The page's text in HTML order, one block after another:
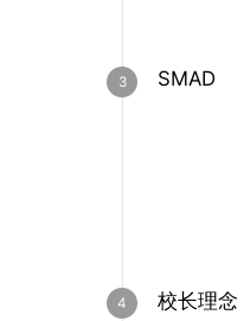
SMAD
校长理念